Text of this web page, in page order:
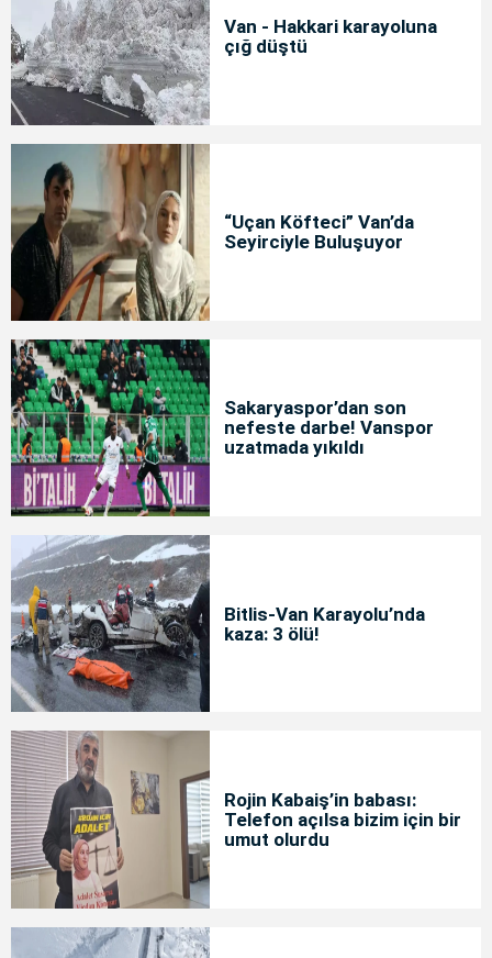
Van - Hakkari karayoluna
çığ düştü
“Uçan Köfteci” Van’da
Seyirciyle Buluşuyor
Sakaryaspor’dan son
nefeste darbe! Vanspor
uzatmada yıkıldı
Bitlis-Van Karayolu’nda
kaza: 3 ölü!
Rojin Kabaiş’in babası:
Telefon açılsa bizim için bir
umut olurdu